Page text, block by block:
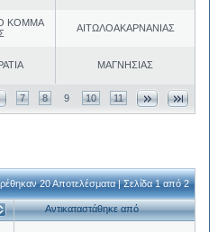
ΚΟΜΜΑ
ΑΙΤΩΛΟΑΚΑΡΝΑΝΙΑΣ
ΜΑΓΝΗΣΙΑΣ
7 8 9 10 11
20 Αποτελέσματα | Σελίδα 1 από 2
Αντικαταστάθηκε από